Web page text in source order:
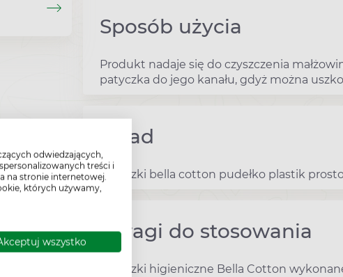
odwiedzających,
treści i
na stronie internetowej.
których używamy,
wszystko
Sposób użycia
Produkt nadaje się do czyszczenia
patyczka do jego kanału, gdyż można
Skład
Patyczki bella cotton pudełko plastik
Uwagi do stosowania
Patyczki higieniczne Bella Cotton